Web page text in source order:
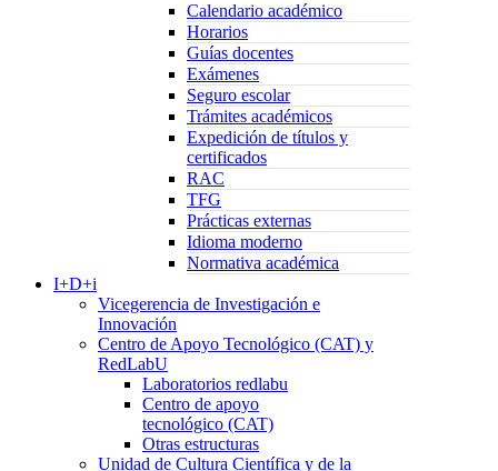
Calendario académico
Horarios
Guías docentes
Exámenes
Seguro escolar
Trámites académicos
Expedición de títulos y
certificados
RAC
TFG
Prácticas externas
Idioma moderno
Normativa académica
I+D+i
Vicegerencia de Investigación e
Innovación
Centro de Apoyo Tecnológico (CAT) y
RedLabU
Laboratorios redlabu
Centro de apoyo
tecnológico (CAT)
Otras estructuras
Unidad de Cultura Científica y de la